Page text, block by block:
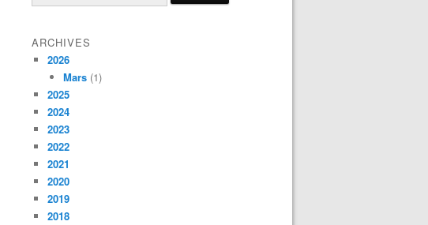
ARCHIVES
2026
Mars (1)
2025
2024
2023
2022
2021
2020
2019
2018